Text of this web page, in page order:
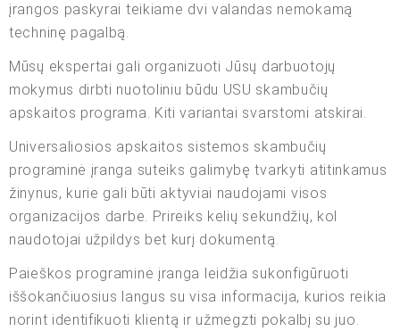
įrangos paskyrai teikiame dvi valandas nemokamą
techninę pagalbą.
Mūsų ekspertai gali organizuoti Jūsų darbuotojų
mokymus dirbti nuotoliniu būdu USU skambučių
apskaitos programa. Kiti variantai svarstomi atskirai.
Universaliosios apskaitos sistemos skambučių
programinė įranga suteiks galimybę tvarkyti atitinkamus
žinynus, kurie gali būti aktyviai naudojami visos
organizacijos darbe. Prireiks kelių sekundžių, kol
naudotojai užpildys bet kurį dokumentą.
Paieškos programinė įranga leidžia sukonfigūruoti
iššokančiuosius langus su visa informacija, kurios reikia
norint identifikuoti klientą ir užmegzti pokalbį su juo.